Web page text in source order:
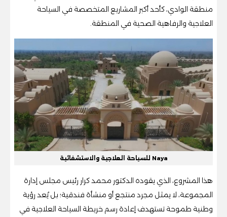
منطقة الوادي، كأحد أكبر المشاريع المتخصصة في السياحة
العلاجية والرفاهية الصحية في المنطقة.
Naya للسياحة العلاجية والاستشفائية
هذا المشروع، الذي يقوده الدكتور محمد كرار رئيس مجلس إدارة
المجموعة، لا يمثل مجرد منتجع أو منشأة فندقية؛ بل يُعد رؤية
وطنية طموحة تستهدف إعادة رسم خريطة السياحة العلاجية في